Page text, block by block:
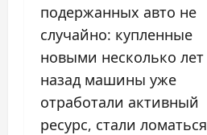
подержанных авто не
случайно: купленные
новыми несколько лет
назад машины уже
отработали активный
ресурс, стали ломаться